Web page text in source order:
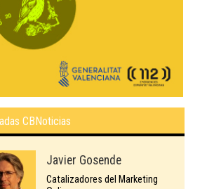
CBNoticias
Javier Gosende
Catalizadores del Marketing